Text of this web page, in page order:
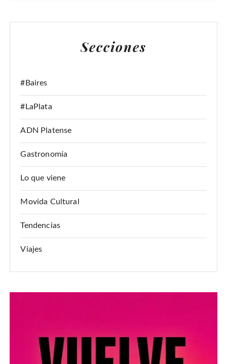
C
Secciones
#Baires
#LaPlata
ADN Platense
Gastronomía
Lo que viene
Movida Cultural
Tendencias
Viajes